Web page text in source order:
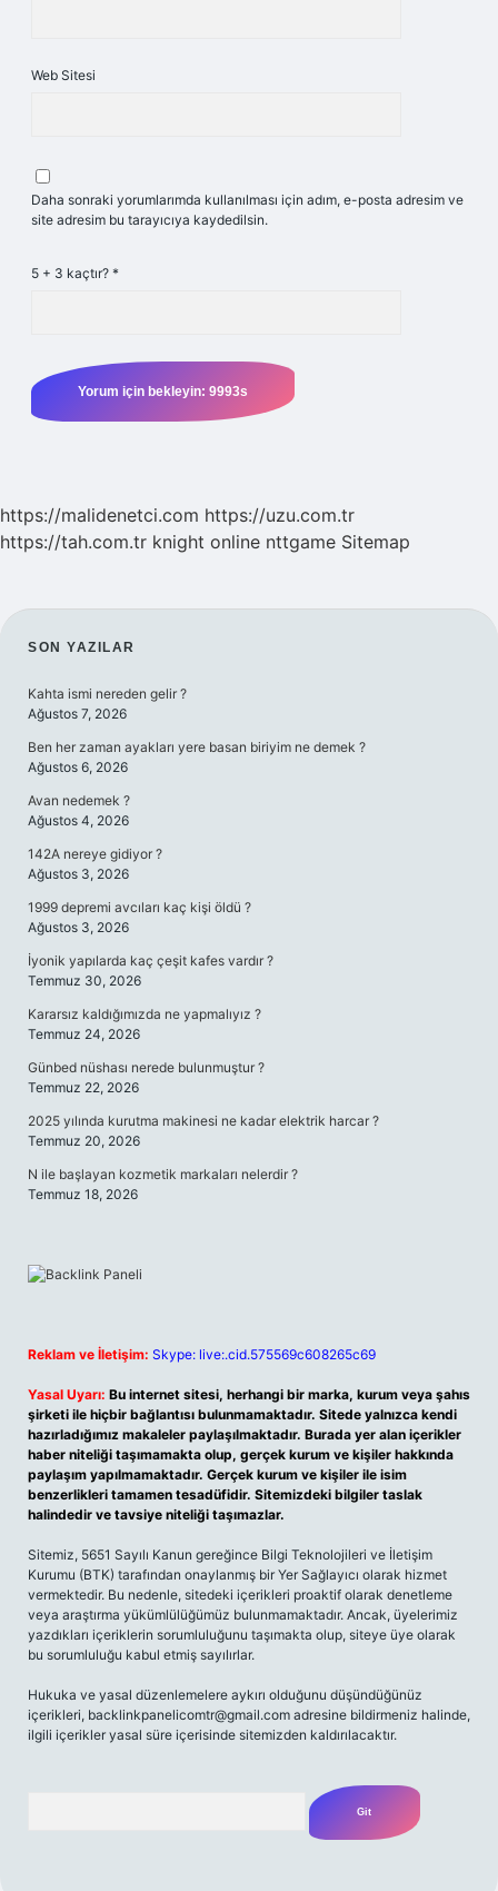
Web Sitesi
Daha sonraki yorumlarımda kullanılması için adım, e-posta adresim ve
site adresim bu tarayıcıya kaydedilsin.
5 + 3 kaçtır? *
https://malidenetci.com https://uzu.com.tr
https://tah.com.tr knight online nttgame Sitemap
SIDEBAR
SON YAZILAR
Kahta ismi nereden gelir ?
Ağustos 7, 2026
Ben her zaman ayakları yere basan biriyim ne demek ?
Ağustos 6, 2026
Avan nedemek ?
Ağustos 4, 2026
142A nereye gidiyor ?
Ağustos 3, 2026
1999 depremi avcıları kaç kişi öldü ?
Ağustos 3, 2026
İyonik yapılarda kaç çeşit kafes vardır ?
Temmuz 30, 2026
Kararsız kaldığımızda ne yapmalıyız ?
Temmuz 24, 2026
Günbed nüshası nerede bulunmuştur ?
Temmuz 22, 2026
2025 yılında kurutma makinesi ne kadar elektrik harcar ?
Temmuz 20, 2026
N ile başlayan kozmetik markaları nelerdir ?
Temmuz 18, 2026
Reklam ve İletişim: Skype: live:.cid.575569c608265c69
Yasal Uyarı: Bu internet sitesi, herhangi bir marka, kurum veya şahıs
şirketi ile hiçbir bağlantısı bulunmamaktadır. Sitede yalnızca kendi
hazırladığımız makaleler paylaşılmaktadır. Burada yer alan içerikler
haber niteliği taşımamakta olup, gerçek kurum ve kişiler hakkında
paylaşım yapılmamaktadır. Gerçek kurum ve kişiler ile isim
benzerlikleri tamamen tesadüfidir. Sitemizdeki bilgiler taslak
halindedir ve tavsiye niteliği taşımazlar.
Sitemiz, 5651 Sayılı Kanun gereğince Bilgi Teknolojileri ve İletişim
Kurumu (BTK) tarafından onaylanmış bir Yer Sağlayıcı olarak hizmet
vermektedir. Bu nedenle, sitedeki içerikleri proaktif olarak denetleme
veya araştırma yükümlülüğümüz bulunmamaktadır. Ancak, üyelerimiz
yazdıkları içeriklerin sorumluluğunu taşımakta olup, siteye üye olarak
bu sorumluluğu kabul etmiş sayılırlar.
Hukuka ve yasal düzenlemelere aykırı olduğunu düşündüğünüz
içerikleri, backlinkpanelicomtr@gmail.com adresine bildirmeniz halinde,
ilgili içerikler yasal süre içerisinde sitemizden kaldırılacaktır.